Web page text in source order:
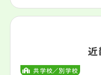
共学校／別学校